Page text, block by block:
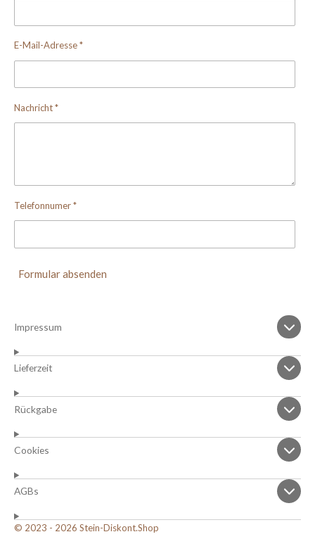
E-Mail-Adresse *
Nachricht *
Telefonnumer *
Formular absenden
Impressum
Lieferzeit
Rückgabe
Cookies
AGBs
© 2023 - 2026 Stein-Diskont.Shop